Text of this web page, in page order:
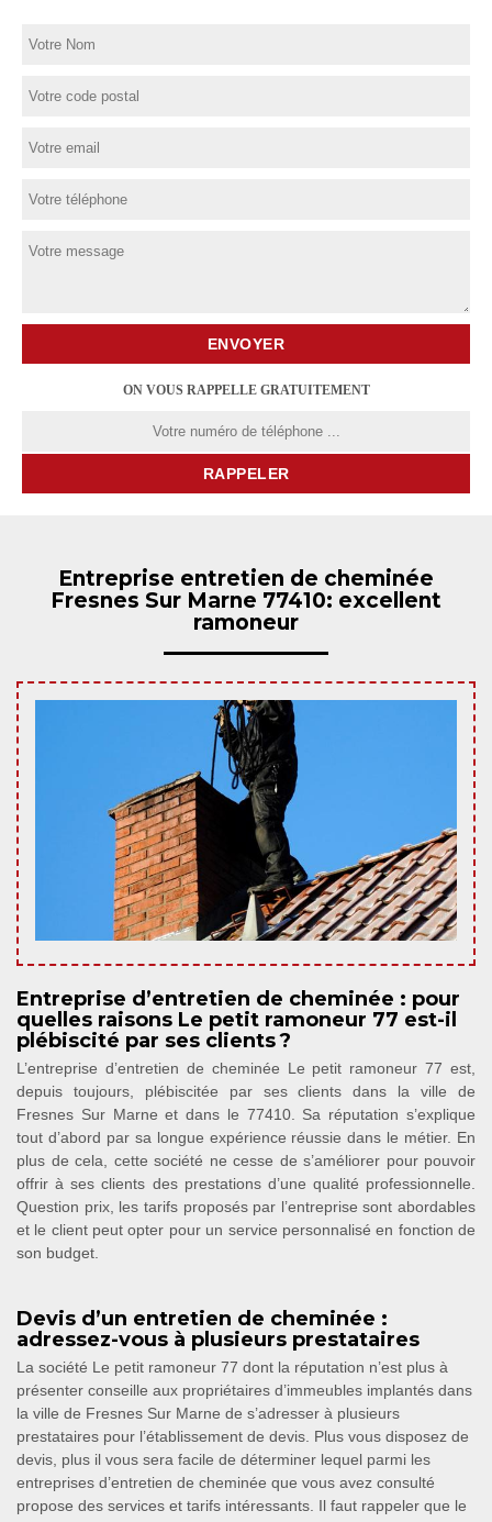
ON VOUS RAPPELLE GRATUITEMENT
Entreprise entretien de cheminée
Fresnes Sur Marne 77410: excellent
ramoneur
Entreprise d’entretien de cheminée : pour
quelles raisons Le petit ramoneur 77 est-il
plébiscité par ses clients ?
L’entreprise d’entretien de cheminée Le petit ramoneur 77 est,
depuis toujours, plébiscitée par ses clients dans la ville de
Fresnes Sur Marne et dans le 77410. Sa réputation s’explique
tout d’abord par sa longue expérience réussie dans le métier. En
plus de cela, cette société ne cesse de s’améliorer pour pouvoir
offrir à ses clients des prestations d’une qualité professionnelle.
Question prix, les tarifs proposés par l’entreprise sont abordables
et le client peut opter pour un service personnalisé en fonction de
son budget.
Devis d’un entretien de cheminée :
adressez-vous à plusieurs prestataires
La société Le petit ramoneur 77 dont la réputation n’est plus à
présenter conseille aux propriétaires d’immeubles implantés dans
la ville de Fresnes Sur Marne de s’adresser à plusieurs
prestataires pour l’établissement de devis. Plus vous disposez de
devis, plus il vous sera facile de déterminer lequel parmi les
entreprises d’entretien de cheminée que vous avez consulté
propose des services et tarifs intéressants. Il faut rappeler que le